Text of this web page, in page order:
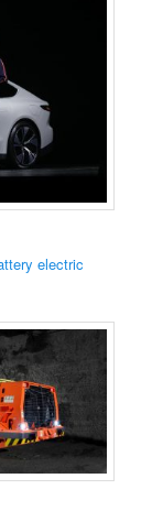
electric